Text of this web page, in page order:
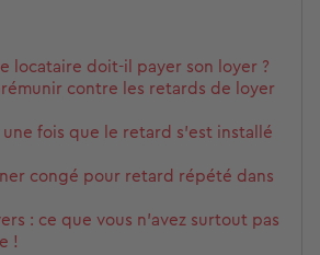
locataire doit-il payer son loyer ?
contre les retards de loyer
fois que le retard s’est installé
congé pour retard répété dans
: ce que vous n’avez surtout pas
!